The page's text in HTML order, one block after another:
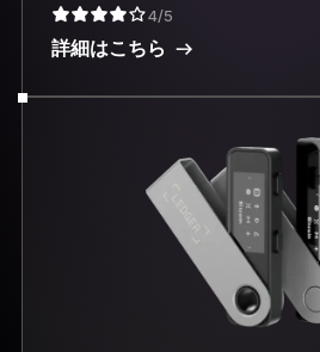
4/5
詳細はこちら